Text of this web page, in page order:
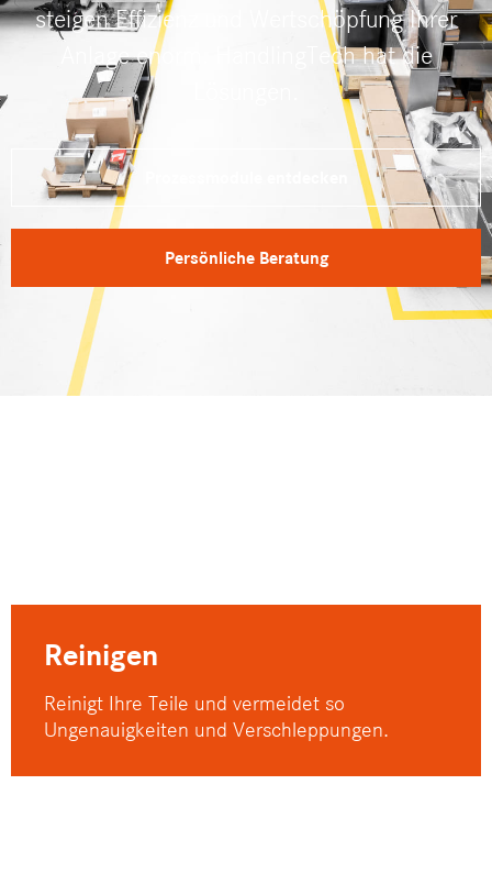
steigen Effizienz und Wertschöpfung Ihrer
Anlage enorm. HandlingTech hat die
Persönliche Beratung
Reinigen
Reinigt Ihre Teile und vermeidet so
Ungenauigkeiten und Verschleppungen.